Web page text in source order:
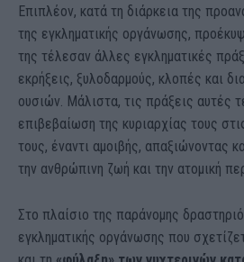
Επιπλέον, κατά τη διάρκεια της
της εγκληματικής οργάνωσης,
της τέλεσαν άλλες εγκληματικές
εκρήξεις, ξυλοδαρμούς, κλοπές και
ουσιών. Μάλιστα, τις πράξεις αυτές
επιβεβαίωση της κυριαρχίας τους
τους, έναντι αμοιβής, απαξιώνοντας
την ανθρώπινη ζωή και την ατομική
Στο πλαίσιο της παράνομης
εγκληματικής οργάνωσης που